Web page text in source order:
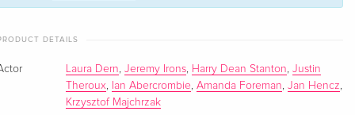
English · UK Version
Collector's Edition, 2 Blu-rays
EUR 22.49
DETAILS
Laura Dern,Jeremy Irons, Harry Dean Stanton,Justin
Theroux, Ian Abercrombie,Amanda Foreman,Jan Hencz,
Krzysztof Majchrzak